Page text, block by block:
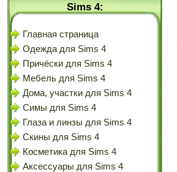
Sims 4:
Главная страница
Одежда для Sims 4
Причёски для Sims 4
Мебель для Sims 4
Дома, участки для Sims 4
Симы для Sims 4
Глаза и линзы для Sims 4
Скины для Sims 4
Косметика для Sims 4
Аксессуары для Sims 4